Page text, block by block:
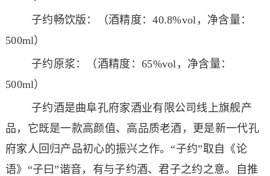
子约畅饮版：（酒精度：40.8%vol，净含量：
500ml）
子约原浆：（酒精度：65%vol，净含量：
500ml）
子约酒是曲阜孔府家酒业有限公司线上旗舰产
品，它既是一款高颜值、高品质老酒，更是新一代孔
府家人回归产品初心的振兴之作。“子约”取自《论
语》“子曰”谐音，有与子约酒、君子之约之意。自推